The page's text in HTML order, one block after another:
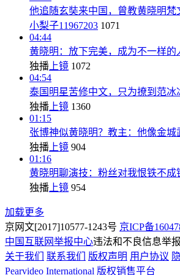
他追随玄奘来中国，曾教黄晓明梵
小梨子11967203 1071
04:44
黄晓明：放下完美，成为不一样的
独播 上镜 1072
04:54
泰国明星苦修中文，只为撩到范冰
独播 上镜 1360
01:15
张博神似黄晓明？教主：他像金城
独播 上镜 904
01:16
黄晓明聊演技：粉丝对我恨铁不成
独播 上镜 954
加载更多
京网文[2017]10577-1243号 京ICP备
中国互联网举报中心违法和不良信息举
关于我们
联系我们 版权声明 用户协议
Pearvideo International 版权销售平台